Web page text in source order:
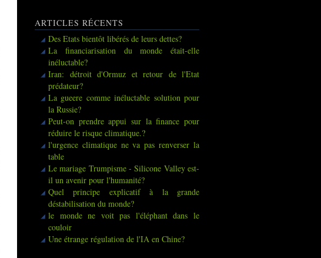
ARTICLES RÉCENTS
Des Etats bientôt libérés de leurs dettes?
La financiarisation du monde était-elle
inéluctable?
Iran: détroit d'Ormuz et retour de l'Etat
prédateur?
La gueere comme inéluctable solution pour
la Russie?
Peut-on prendre appui sur la finance pour
réduire le risque climatique.?
l'urgence climatique ne va pas renverser la
table
Le mariage Trumpisme - Silicone Valley est-
il un avenir pour l'humanité?
Quel principe explicatif à la grande
déstabilisation du monde?
le monde ne voit pas l'éléphant dans le
couloir
Une étrange régulation de l'IA en Chine?